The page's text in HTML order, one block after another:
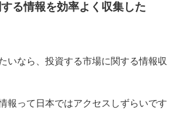
る情報を効率よく収集した
いなら、投資する市場に関する情報収
報って日本ではアクセスしずらいです